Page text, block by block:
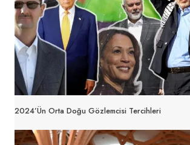
2024’ün Orta Doğu Gözlemcisi Tercihleri